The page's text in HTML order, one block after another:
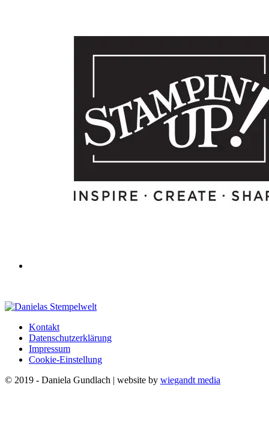
Kontakt
Datenschutzerklärung
Impressum
Cookie-Einstellung
© 2019 - Daniela Gundlach | website by wiegandt media